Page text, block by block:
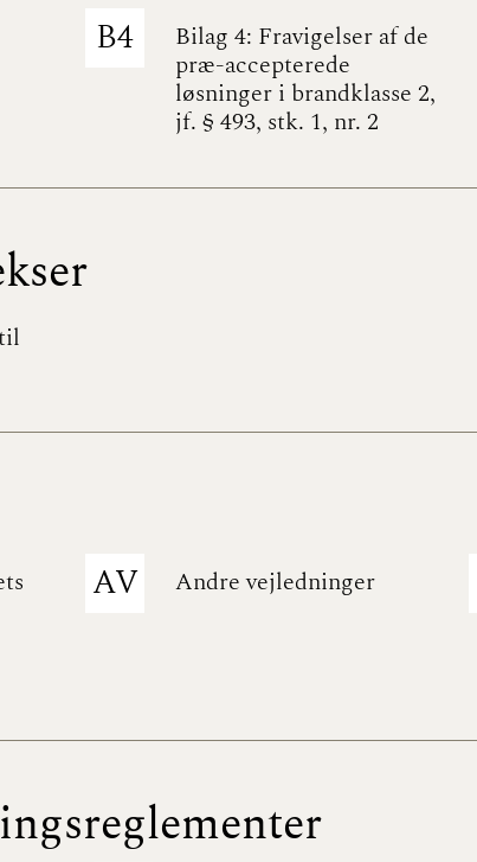
B4
Bilag 4: Fravigelser af de
præ-accepterede
løsninger i brandklasse 2,
jf. § 493, stk. 1, nr. 2
AV Andre vejledninger